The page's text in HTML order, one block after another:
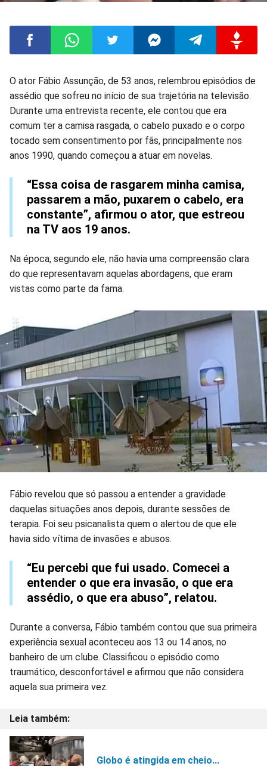
Compartilhar
no
Facebook
Compartilhar
no
Whatsapp
Compartilhar
no
Twitter
Compartilhar
no
Messenger
Compartilhar
no
TelegramGettr
O ator Fábio Assunção, de 53 anos, relembrou episódios de
assédio que sofreu no início de sua trajetória na televisão.
Durante uma entrevista recente, ele contou que era
comum ter a camisa rasgada, o cabelo puxado e o corpo
tocado sem consentimento por fãs, principalmente nos
anos 1990, quando começou a atuar em novelas.
“Essa coisa de rasgarem minha camisa,
passarem a mão, puxarem o cabelo, era
constante”, afirmou o ator, que estreou
na TV aos 19 anos.
Na época, segundo ele, não havia uma compreensão clara
do que representavam aquelas abordagens, que eram
vistas como parte da fama.
Fábio revelou que só passou a entender a gravidade
daquelas situações anos depois, durante sessões de
terapia. Foi seu psicanalista quem o alertou de que ele
havia sido vítima de invasões e abusos.
“Eu percebi que fui usado. Comecei a
entender o que era invasão, o que era
assédio, o que era abuso”, relatou.
Durante a conversa, Fábio também contou que sua primeira
experiência sexual aconteceu aos 13 ou 14 anos, no
banheiro de um clube. Classificou o episódio como
traumático, desconfortável e afirmou que não considera
aquela sua primeira vez.
Globo é atingida em cheio...